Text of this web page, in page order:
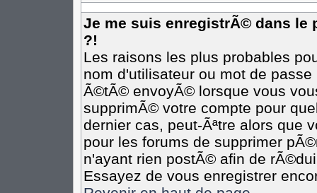
Je me suis enregistrÃ© dans le
?!
Les raisons les plus probables
nom d'utilisateur ou mot de
Ã©tÃ© envoyÃ© lorsque vous
supprimÃ© votre compte pour
dernier cas, peut-Ãªtre alors que
pour les forums de supprimer
n'ayant rien postÃ© afin de
Essayez de vous enregistrer